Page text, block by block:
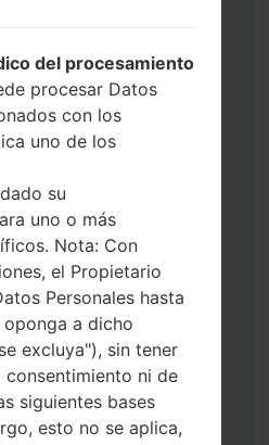
el botón de Subir
de Bixby.
presionadas las
y de Bajar volumen y
USB.
presionados la
el botón de Bajar
de Inicio.
cable USB, luego
el botón de Bixby
volumen.
presionados la
y el botón de Subir
dispositivo a PC, Odin
del procesamiento
procesar Datos
con los
uno de los
su
uno o más
Nota: Con
el Propietario
Personales hasta
a dicho
excluya"), sin tener
consentimiento ni de
siguientes bases
esto no se aplica,